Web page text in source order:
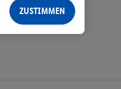
Dienste, Ihr
sowie Ihre
Speichern von
ZUSTIMMEN